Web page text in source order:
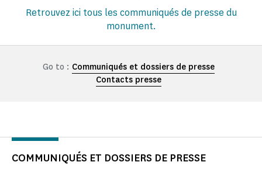
Retrouvez ici tous les communiqués de presse du
monument.
Go to : Communiqués et dossiers de presse
Contacts presse
COMMUNIQUÉS ET DOSSIERS DE PRESSE